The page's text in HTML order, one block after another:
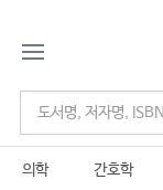
의학 간호학